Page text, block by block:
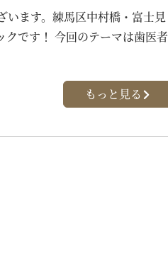
います。練馬区中村橋・富士見
クです！ 今回のテーマは歯医者
もっと見る